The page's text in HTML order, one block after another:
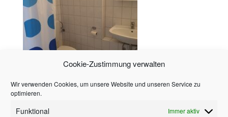
Cookie-Zustimmung verwalten
Wir verwenden Cookies, um unsere Website und unseren Service zu
optimieren.
Funktional Immer aktiv
Hinweis